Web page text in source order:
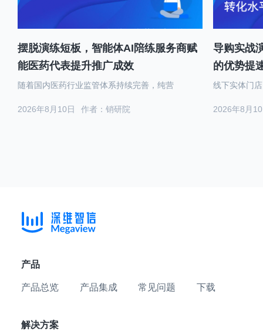
摆脱演练短板，智能体AI陪练服务商赋
能医药代表提升推广成效
作者：销研院
2026年8月10日
随着国内医药行业监管体系持续完善，纯营
导购实战
的优势提
2026年8月
线下实体门
产品
产品总览 产品集成 常见问题 下载
解决方案